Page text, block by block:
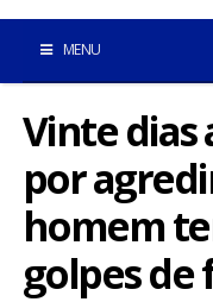
MENU
INÍCIO
POMBAL E REGIÃO
Vinte dias
por
homem
golpes de